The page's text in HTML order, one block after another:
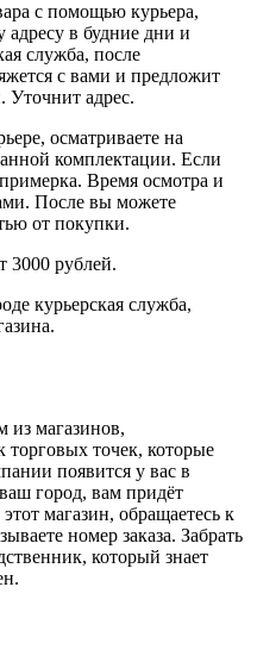
с помощью курьера,
адресу в будние дни и
служба, после
с вами и предложит
Уточнит адрес.
осматриваете на
комплектации. Если
Время осмотра и
После вы можете
от покупки.
3000 рублей.
курьерская служба,
из магазинов,
точек, которые
появится у вас в
город, вам придёт
магазин, обращаетесь к
номер заказа. Забрать
который знает